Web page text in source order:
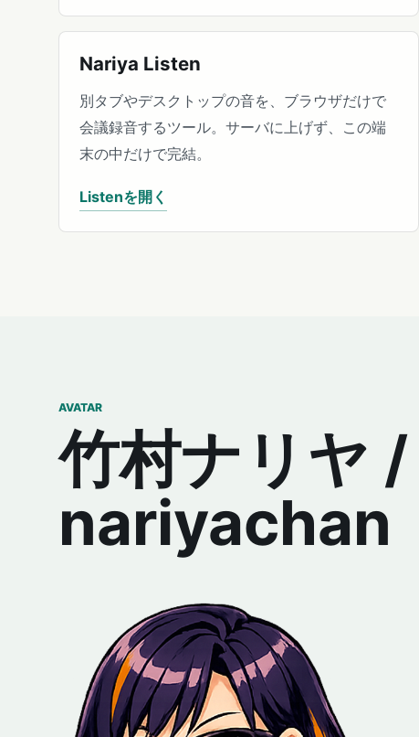
Nariya Listen
別タブやデスクトップの音を、ブラウザだけで
会議録音するツール。サーバに上げず、この端
末の中だけで完結。
Listenを開く
AVATAR
竹村ナリヤ /
nariyachan